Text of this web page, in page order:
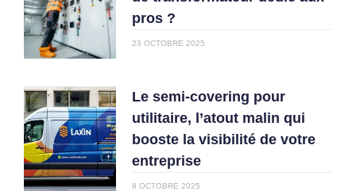
pros ?
23 OCTOBRE 2025
Le semi-covering pour
utilitaire, l’atout malin qui
booste la visibilité de votre
entreprise
8 OCTOBRE 2025